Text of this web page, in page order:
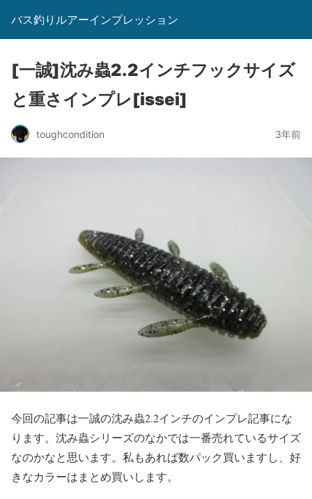
バス釣りルアーインプレッション
[一誠]沈み蟲2.2インチフックサイズ
と重さインプレ[issei]
toughcondition 3年前
今回の記事は一誠の沈み蟲2.2インチのインプレ記事にな
ります。沈み蟲シリーズのなかでは一番売れているサイズ
なのかなと思います。私もあれば数パック買いますし、好
きなカラーはまとめ買いします。